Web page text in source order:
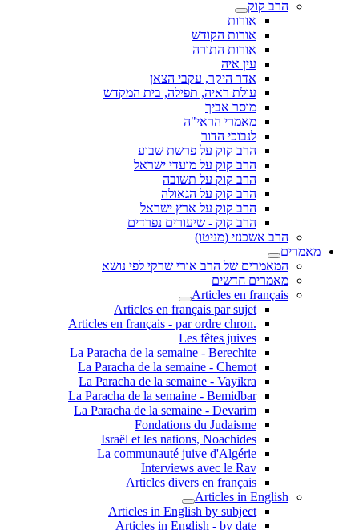
הרב קוק
אורות
אורות הקודש
אורות התורה
עין איה
אדר היקר, עקבי הצאן
עולת ראיה, תפילה, בית המקדש
מוסר אביך
מאמרי הראי"ה
לנבוכי הדור
הרב קוק על פרשת שבוע
הרב קוק על מועדי ישראל
הרב קוק על תשובה
הרב קוק על הגאולה
הרב קוק על ארץ ישראל
הרב קוק - שיעורים נפרדים
הרב אשכנזי (מניטו)
מאמרים
המאמרים של הרב אורי שרקי לפי נושא
מאמרים חדשים
Articles en français
Articles en français par sujet
.Articles en français - par ordre chron
Les fêtes juives
La Paracha de la semaine - Berechite
La Paracha de la semaine - Chemot
La Paracha de la semaine - Vayikra
La Paracha de la semaine - Bemidbar
La Paracha de la semaine - Devarim
Fondations du Judaisme
Israël et les nations, Noachides
La communauté juive d'Algérie
Interviews avec le Rav
Articles divers en français
Articles in English
Articles in English by subject
Articles in English - by date